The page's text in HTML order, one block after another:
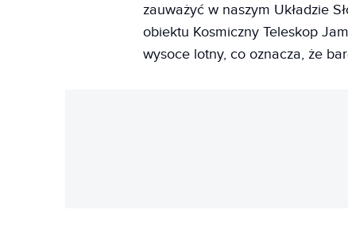
zauważyć w naszym Układzie
obiektu Kosmiczny Teleskop
wysoce lotny, co oznacza, że